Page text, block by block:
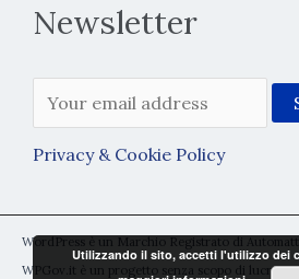
Newsletter
Privacy & Cookie Policy
WordPress è un Marchio Registrato di
WPGov.it è un progetto senza scopo di lucro
Utilizzando il sito, accetti l'utilizzo dei